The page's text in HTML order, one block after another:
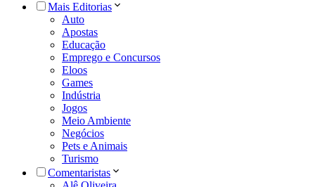
Mais Editorias
Auto
Apostas
Educação
Emprego e Concursos
Eloos
Games
Indústria
Jogos
Meio Ambiente
Negócios
Pets e Animais
Turismo
Comentaristas